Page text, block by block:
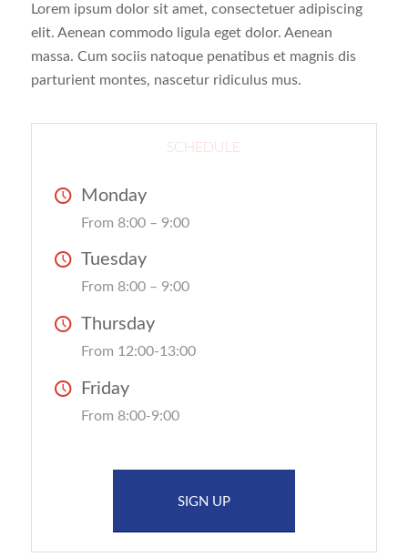
Lorem ipsum dolor sit amet, consectetuer adipiscing
elit. Aenean commodo ligula eget dolor. Aenean
massa. Cum sociis natoque penatibus et magnis dis
parturient montes, nascetur ridiculus mus.
SCHEDULE
Monday
From 8:00 – 9:00
Tuesday
From 8:00 – 9:00
Thursday
From 12:00-13:00
Friday
From 8:00-9:00
SIGN UP